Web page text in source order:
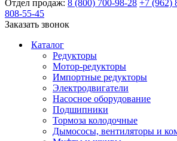
Отдел продаж: 8 (800) 700-98-28 +7 (962)
808-55-45
Заказать звонок
Каталог
Редукторы
Мотор-редукторы
Импортные редукторы
Электродвигатели
Насосное оборудование
Подшипники
Тормоза колодочные
Дымососы, вентиляторы и